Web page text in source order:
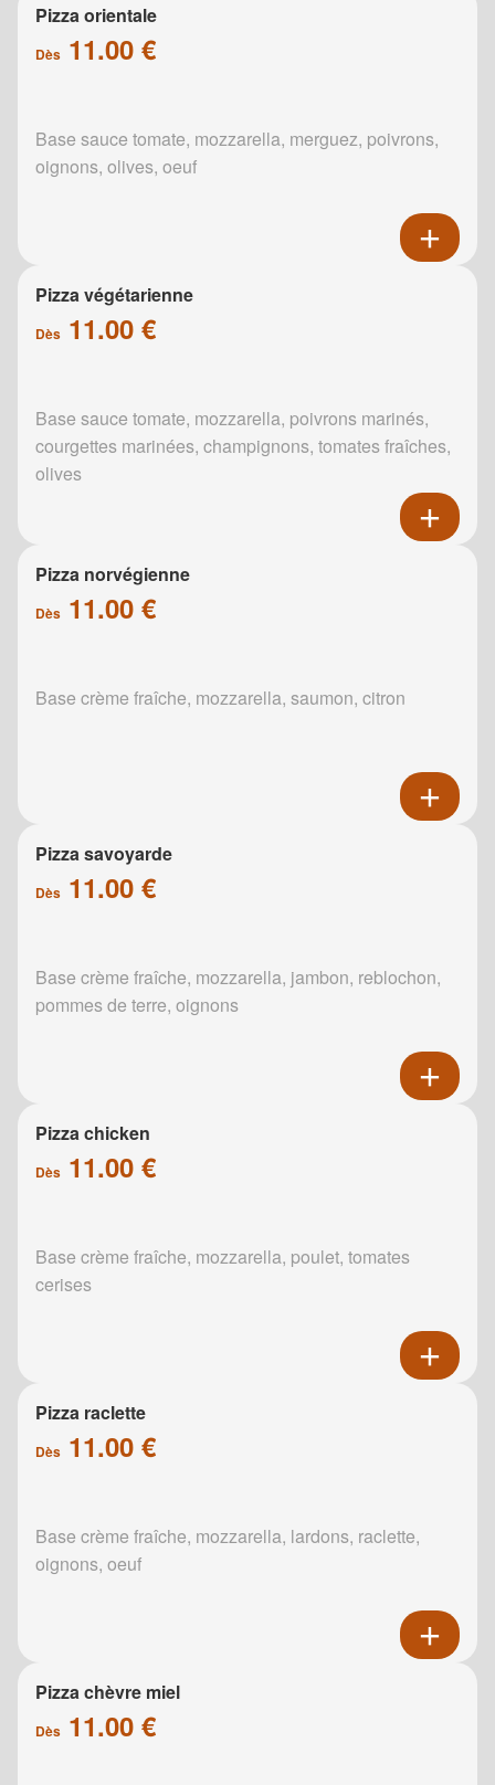
Pizza orientale
Dès 11.00 €
Base sauce tomate, mozzarella, merguez, poivrons,
oignons, olives, oeuf
Pizza végétarienne
Dès 11.00 €
Base sauce tomate, mozzarella, poivrons marinés,
courgettes marinées, champignons, tomates fraîches,
olives
Pizza norvégienne
Dès 11.00 €
Base crème fraîche, mozzarella, saumon, citron
Pizza savoyarde
Dès 11.00 €
Base crème fraîche, mozzarella, jambon, reblochon,
pommes de terre, oignons
Pizza chicken
Dès 11.00 €
Base crème fraîche, mozzarella, poulet, tomates
cerises
Pizza raclette
Dès 11.00 €
Base crème fraîche, mozzarella, lardons, raclette,
oignons, oeuf
Pizza chèvre miel
Dès 11.00 €